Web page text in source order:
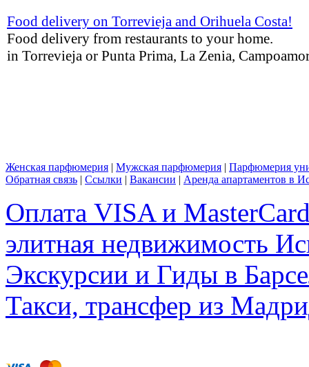
Food delivery on Torrevieja and Orihuela Costa!
Food delivery from restaurants to your home.
in Torrevieja or Punta Prima, La Zenia,
Женская парфюмерия | Мужская парфюмерия | Парфюмерия
Обратная связь | Ссылки | Вакансии | Аренда апартаментов в
Оплата VISA и
элитная недвижимость
Экскурсии и Гиды в
Такси, трансфер из